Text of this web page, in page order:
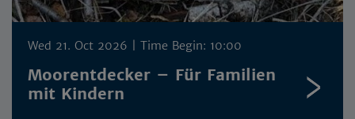
Wed 21. Oct 2026 | Time Begin: 10:00
Moorentdecker – Für Familien
mit Kindern